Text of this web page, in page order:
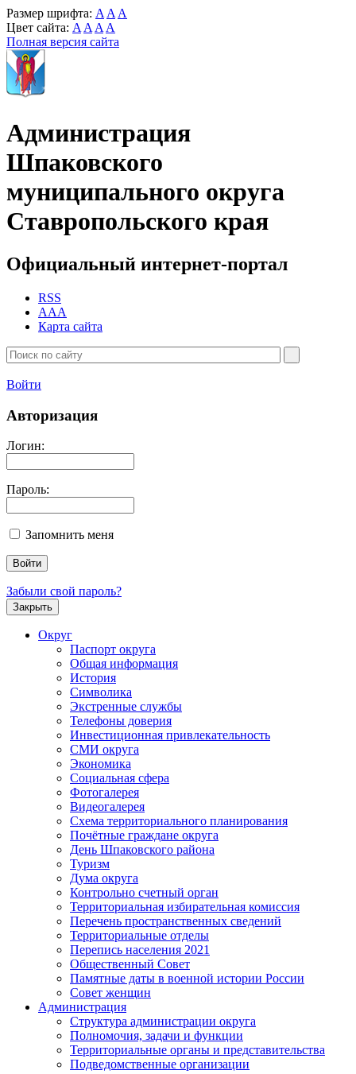
Размер шрифта: A A A
Цвет сайта: A A A A
Полная версия сайта
Администрация
Шпаковского
муниципального округа
Ставропольского края
Официальный интернет-портал
RSS
AAA
Карта сайта
Войти
Авторизация
Логин:
Пароль:
Запомнить меня
Забыли свой пароль?
Закрыть
Округ
Паспорт округа
Общая информация
История
Символика
Экстренные службы
Телефоны доверия
Инвестиционная привлекательность
СМИ округа
Экономика
Социальная сфера
Фотогалерея
Видеогалерея
Схема территориального планирования
Почётные граждане округа
День Шпаковского района
Туризм
Дума округа
Контрольно счетный орган
Территориальная избирательная комиссия
Перечень пространственных сведений
Территориальные отделы
Перепись населения 2021
Общественный Совет
Памятные даты в военной истории России
Совет женщин
Администрация
Структура администрации округа
Полномочия, задачи и функции
Территориальные органы и представительства
Подведомственные организации